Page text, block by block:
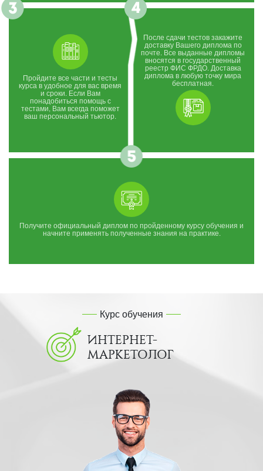
Пройдите все части и тесты
курса в удобное для вас время
и сроки. Если Вам
понадобиться помощь с
тестами, Вам всегда поможет
ваш персональный тьютор.
После сдачи тестов закажите
доставку Вашего диплома по
почте. Все выданные дипломы
вносятся в государственный
реестр ФИС ФРДО. Доставка
диплома в любую точку мира
бесплатная.
Получите официальный диплом по пройденному курсу обучения и
начните применять полученные знания на практике.
Курс обучения
ИНТЕРНЕТ-
МАРКЕТОЛОГ